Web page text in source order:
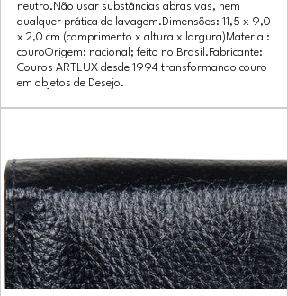
neutro.Não usar substâncias abrasivas, nem
qualquer prática de lavagem.Dimensões: 11,5 x 9,0
x 2,0 cm (comprimento x altura x largura)Material:
couroOrigem: nacional; feito no Brasil.Fabricante:
Couros ARTLUX desde 1994 transformando couro
em objetos de Desejo.